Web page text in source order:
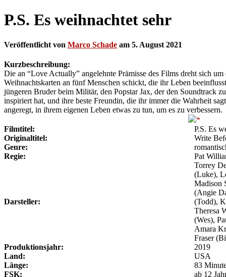
P.S. Es weihnachtet sehr
Veröffentlicht von Marco Schade am 5. August 2021
Kurzbeschreibung:
Die an “Love Actually” angelehnte Prämisse des Films dreht sich
Weihnachtskarten an fünf Menschen schickt, die ihr Leben
jüngeren Bruder beim Militär, den Popstar Jax, der den Soundtrack
inspiriert hat, und ihre beste Freundin, die ihr immer die Wahrheit
angeregt, in ihrem eigenen Leben etwas zu tun, um es zu verbessern.
Filmtitel:
P.S. Es
Originaltitel:
Write
Genre:
Regie:
Pat
Darsteller:
Torrey
(Luke),
Madison
(Angie
(Todd),
Theresa
(Wes),
Amara
Fraser
Produktionsjahr:
2019
Land:
USA
Länge:
83
FSK:
ab 12